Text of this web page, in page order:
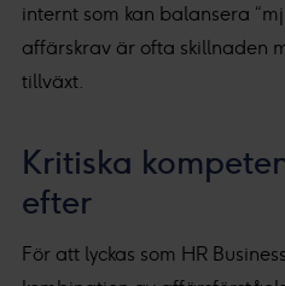
internt som kan balansera
affärskrav är ofta skillnaden
tillväxt.
Kritiska
efter
För att lyckas som HR